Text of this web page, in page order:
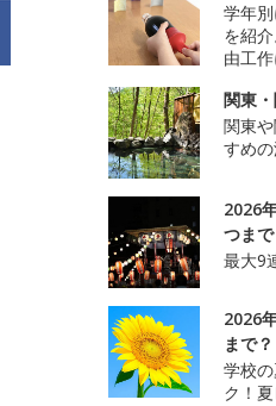
学年
を紹
由工
関東
関東
すめ
2026
つまで
最大9
2026
まで？
学校
ク！